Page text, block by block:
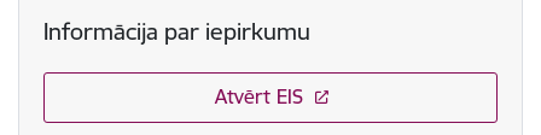
Informācija par iepirkumu
Atvērt EIS